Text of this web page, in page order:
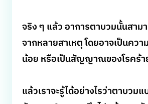
จริง ๆ แล้ว อาการตาบวมนั้นสาม
จากหลายสาเหตุ โดยอาจเป็นคว
น้อย หรือเป็นสัญญาณของโรคร้า
แล้วเราจะรู้ได้อย่างไรว่าตาบวม